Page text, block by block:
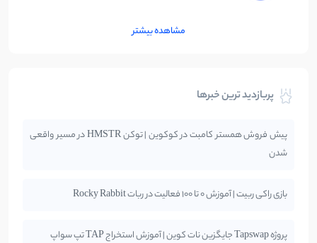
مشاهده بیشتر
پربازدید ترین خبرها
پیش فروش همستر کامبت در کوکوین | توکن HMSTR در مسیر واقعی
شدن
بازی راکی ربیت | آموزش 0 تا 100 فعالیت در ربات Rocky Rabbit
پروژه Tapswap جایگزین نات کوین | آموزش استخراج TAP تپ سواپ